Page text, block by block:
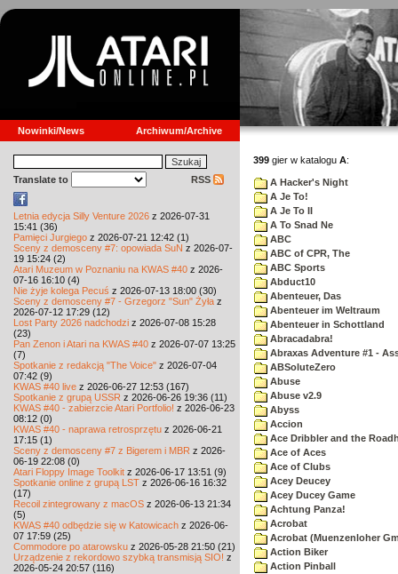
Nowinki/News Archiwum/Archive
Translate to RSS
Letnia edycja Silly Venture 2026 z 2026-07-31
15:41 (36)
Pamięci Jurgiego z 2026-07-21 12:42 (1)
Sceny z demosceny #7: opowiada SuN z 2026-07-
19 15:24 (2)
Atari Muzeum w Poznaniu na KWAS #40 z 2026-
07-16 16:10 (4)
Nie żyje kolega Pecuś z 2026-07-13 18:00 (30)
Sceny z demosceny #7 - Grzegorz "Sun" Żyła z
2026-07-12 17:29 (12)
Lost Party 2026 nadchodzi z 2026-07-08 15:28
(23)
Pan Zenon i Atari na KWAS #40 z 2026-07-07 13:25
(7)
Spotkanie z redakcją "The Voice" z 2026-07-04
07:42 (9)
KWAS #40 live z 2026-06-27 12:53 (167)
Spotkanie z grupą USSR z 2026-06-26 19:36 (11)
KWAS #40 - zabierzcie Atari Portfolio! z 2026-06-23
08:12 (0)
KWAS #40 - naprawa retrosprzętu z 2026-06-21
17:15 (1)
Sceny z demosceny #7 z Bigerem i MBR z 2026-
06-19 22:08 (0)
Atari Floppy Image Toolkit z 2026-06-17 13:51 (9)
Spotkanie online z grupą LST z 2026-06-16 16:32
(17)
Recoil zintegrowany z macOS z 2026-06-13 21:34
(5)
KWAS #40 odbędzie się w Katowicach z 2026-06-
07 17:59 (25)
Commodore po atarowsku z 2026-05-28 21:50 (21)
Urządzenie z rekordowo szybką transmisją SIO! z
2026-05-24 20:57 (116)
399 gier w katalogu A:
A Hacker's Night
A Je To!
A Je To II
A To Snad Ne
ABC
ABC of CPR, The
ABC Sports
Abduct10
Abenteuer, Das
Abenteuer im Weltraum
Abenteuer in Schottland
Abracadabra!
Abraxas Adventure #1 -
ABSoluteZero
Abuse
Abuse v2.9
Abyss
Accion
Ace Dribbler and the
Ace of Aces
Ace of Clubs
Acey Deucey
Acey Ducey Game
Achtung Panza!
Acrobat
Acrobat (Muenzenloher
Action Biker
Action Pinball